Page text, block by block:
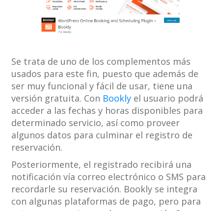
Se trata de uno de los complementos más
usados para este fin, puesto que además de
ser muy funcional y fácil de usar, tiene una
versión gratuita. Con Booklyel usuario podrá
acceder a las fechas y horas disponibles para
determinado servicio, así como proveer
algunos datos para culminar el registro de
reservación.
Posteriormente, el registrado recibirá una
notificación vía correo electrónico o SMS para
recordarle su reservación. Bookly se integra
con algunas plataformas de pago, pero para